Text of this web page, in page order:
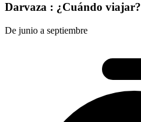
Darvaza : ¿Cuándo viajar?
De junio a septiembre